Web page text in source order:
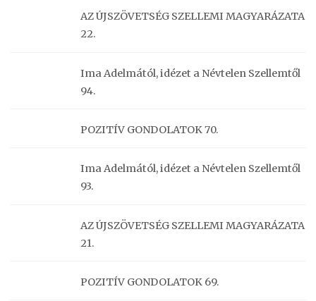
AZ ÚJSZÖVETSÉG SZELLEMI MAGYARÁZATA
22.
Ima Adelmától, idézet a Névtelen Szellemtől
94.
POZITÍV GONDOLATOK 70.
Ima Adelmától, idézet a Névtelen Szellemtől
93.
AZ ÚJSZÖVETSÉG SZELLEMI MAGYARÁZATA
21.
POZITÍV GONDOLATOK 69.